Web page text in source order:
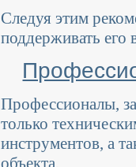
Следуя этим
поддерживать его
Профессионалы,
только
инструментов, а
объекта.